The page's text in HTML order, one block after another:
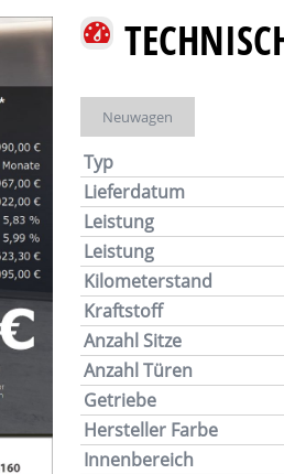
Neuwagen
Typ
Lieferdatum
Leistung
Leistung
Kilometerstand
Kraftstoff
Anzahl Sitze
Anzahl Türen
Getriebe
Hersteller Farbe
Innenbereich